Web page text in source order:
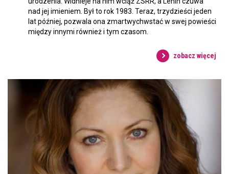
nad jej imieniem. Był to rok 1983. Teraz, trzydzieści jeden
lat później, pozwala ona zmartwychwstać w swej powieści
między innymi również i tym czasom.
zobacz więcej